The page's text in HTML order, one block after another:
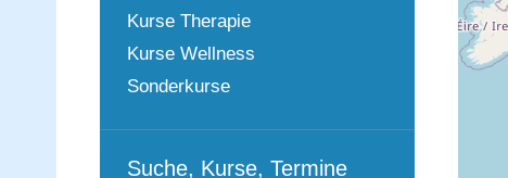
Kurse Therapie
Kurse Wellness
Sonderkurse
Suche, Kurse, Termine